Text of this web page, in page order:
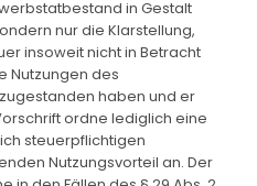
in Gestalt
nur die Klarstellung,
insoweit nicht in Betracht
Nutzungen des
haben und er
ordne lediglich eine
steuerpflichtigen
Nutzungsvorteil an. Der